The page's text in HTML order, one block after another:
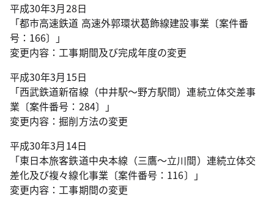
平成30年3月28日
「都市高速鉄道 高速外郭環状葛飾線建設事業〔案件番
号：166〕」
変更内容：工事期間及び完成年度の変更
平成30年3月15日
「西武鉄道新宿線（中井駅～野方駅間）連続立体交差事
業〔案件番号：284〕」
変更内容：掘削方法の変更
平成30年3月14日
「東日本旅客鉄道中央本線（三鷹～立川間）連続立体交
差化及び複々線化事業〔案件番号：116〕」
変更内容：工事期間の変更